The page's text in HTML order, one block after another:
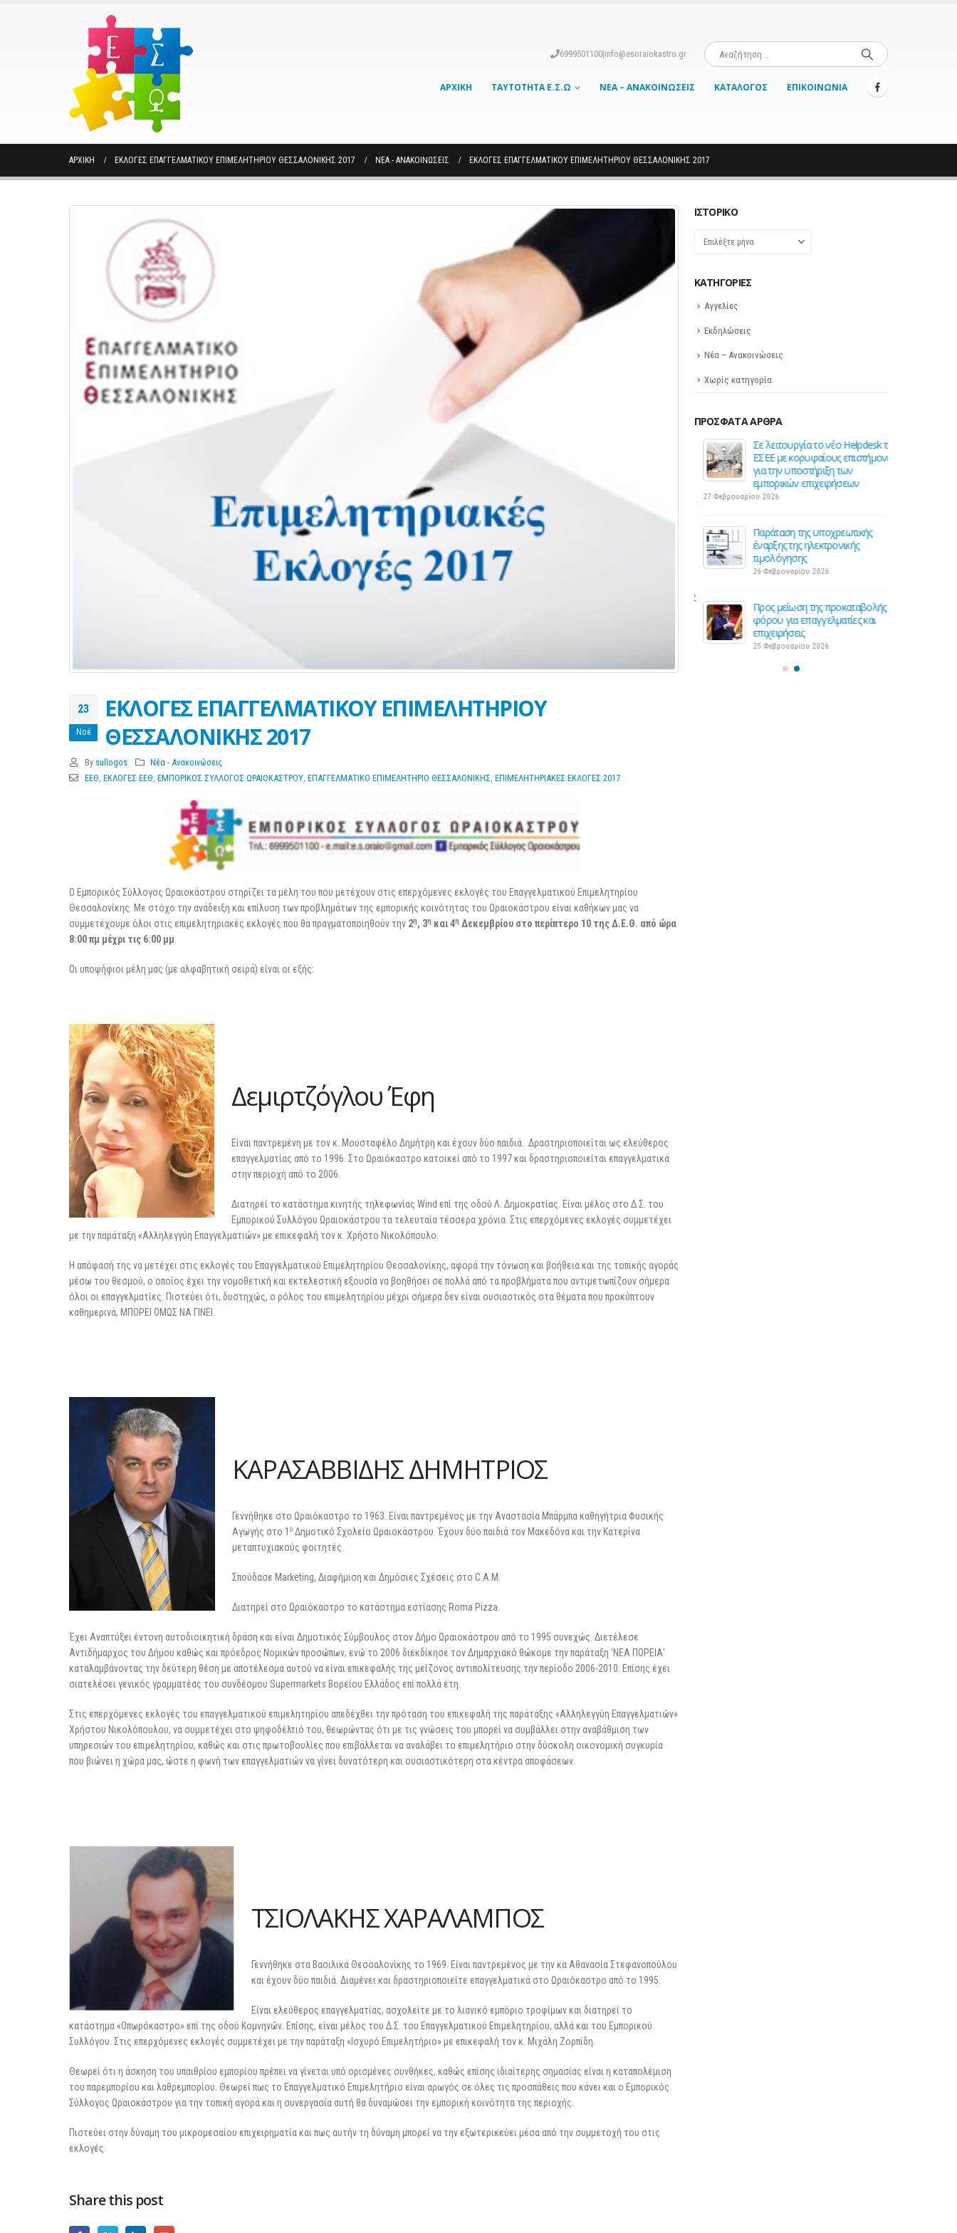
6999501100|info@esoraiokastro.gr
ΑΡΧΙΚΉ ΤΑΥΤΌΤΗΤΑ Ε.Σ.Ω ΝΈΑ – ΑΝΑΚΟΙΝΏΣΕΙΣ ΚΑΤΆΛΟΓΟΣ ΕΠΙΚΟΙΝΩΝΊΑ
ΑΡΧΙΚΉ ΕΚΛΟΓΕΣ ΕΠΑΓΓΕΛΜΑΤΙΚΟΥ ΕΠΙΜΕΛΗΤΗΡΙΟΥ ΘΕΣΣΑΛΟΝΙΚΗΣ 2017 ΝΈΑ - ΑΝΑΚΟΙΝΏΣΕΙΣ ΕΚΛΟΓΕΣ ΕΠΑΓΓΕΛΜΑΤΙΚΟΥ ΕΠΙΜΕΛΗΤΗΡΙΟΥ ΘΕΣΣΑΛΟΝΙΚΗΣ 2017
23
Νοέ
ΕΚΛΟΓΕΣ ΕΠΑΓΓΕΛΜΑΤΙΚΟΥ ΕΠΙΜΕΛΗΤΗΡΙΟΥ
ΘΕΣΣΑΛΟΝΙΚΗΣ 2017
By sullogos
Νέα - Ανακοινώσεις
ΕΕΘ, ΕΚΛΟΓΕΣ ΕΕΘ, ΕΜΠΟΡΙΚΟΣ ΣΥΛΛΟΓΟΣ ΩΡΑΙΟΚΑΣΤΡΟΥ, ΕΠΑΓΓΕΛΜΑΤΙΚΟ ΕΠΙΜΕΛΗΤΗΡΙΟ ΘΕΣΣΑΛΟΝΙΚΗΣ, ΕΠΙΜΕΛΗΤΗΡΙΑΚΕΣ ΕΚΛΟΓΕΣ 2017
Ο Εμπορικός Σύλλογος Ωραιοκάστρου στηρίζει τα μέλη του που μετέχουν στις επερχόμενες εκλογές του Επαγγελματικού Επιμελητηρίου
Θεσσαλονίκης. Με στόχο την ανάδειξη και επίλυση των προβλημάτων της εμπορικής κοινότητας του Ωραιοκάστρου είναι καθήκων μας να
συμμετέχουμε όλοι στις επιμελητηριακές εκλογές που θα πραγματοποιηθούν την 2η, 3η και 4η Δεκεμβρίου στο περίπτερο 10 της Δ.Ε.Θ. από ώρα
8:00 πμ μέχρι τις 6:00 μμ
Οι υποψήφιοι μέλη μας (με αλφαβητική σειρά) είναι οι εξής:
Δεμιρτζόγλου Έφη
Είναι παντρεμένη με τον κ. Μουσταφέλο Δημήτρη και έχουν δύο παιδιά. Δραστηριοποιείται ως ελεύθερος
επαγγελματίας από το 1996. Στο Ωραιόκαστρο κατοικεί από το 1997 και δραστηριοποιείται επαγγελματικά
στην περιοχή από το 2006.
Διατηρεί το κατάστημα κινητής τηλεφωνίας Wind επί της οδού Λ. Δημοκρατίας. Είναι μέλος στο Δ.Σ. του
Εμπορικού Συλλόγου Ωραιοκάστρου τα τελευταία τέσσερα χρόνια. Στις επερχόμενες εκλογές συμμετέχει
με την παράταξη «Αλληλεγγύη Επαγγελματιών» με επικεφαλή τον κ. Χρήστο Νικολόπουλο.
Η απόφασή της να μετέχει στις εκλογές του Επαγγελματικού Επιμελητηρίου Θεσσαλονίκης, αφορά την τόνωση και βοήθεια και της τοπικής αγοράς
μέσω του θεσμού, ο οποίος έχει την νομοθετική και εκτελεστική εξουσία να βοηθήσει σε πολλά από τα προβλήματα που αντιμετωπίζουν σήμερα
όλοι οι επαγγελματίες. Πιστεύει ότι, δυστηχώς, ο ρόλος του επιμελητηρίου μέχρι σήμερα δεν είναι ουσιαστικός στα θέματα που προκύπτουν
καθημερινά, ΜΠΟΡΕΙ ΟΜΩΣ ΝΑ ΓΙΝΕΙ.
ΚΑΡΑΣΑΒΒΙΔΗΣ ΔΗΜΗΤΡΙΟΣ
Γεννήθηκε στο Ωραιόκαστρο το 1963. Είναι παντρεμένος με την Αναστασία Μπάρμπα καθηγήτρια Φυσικής
Αγωγής στο 1 ο Δημοτικό Σχολείο Ωραιοκάστρου. Έχουν δύο παιδιά τον Μακεδόνα και την Κατερίνα
μεταπτυχιακούς φοιτητές.
Σπούδασε Marketing, Διαφήμιση και Δημόσιες Σχέσεις στο C.A.M.
Διατηρεί στο Ωραιόκαστρο το κατάστημα εστίασης Roma Pizza.
Έχει Αναπτύξει έντονη αυτοδιοικητική δράση και είναι Δημοτικός Σύμβουλος στον Δήμο Ωραιοκάστρου από το 1995 συνεχώς. Διετέλεσε
Αντιδήμαρχος του Δήμου καθώς και πρόεδρος Νομικών προσώπων, ενώ το 2006 διεκδίκησε τον Δημαρχιακό θώκομε την παράταξη ‘ΝΕΑ ΠΟΡΕΙΑ’
καταλαμβάνοντας την δεύτερη θέση με αποτέλεσμα αυτού να είναι επικεφαλής της μείζονος αντιπολίτευσης την περίοδο 2006-2010. Επίσης έχει
σιατελέσει γενικός γραμματέας του συνδέσμου Supermarkets Βορείου Ελλάδος επί πολλά έτη.
Στις επερχόμενες εκλογές του επαγγελματικού επιμελητηρίου απεδέχθει την πρόταση του επικεφαλή της παράταξης «Αλληλεγγύη Επαγγελματιών»
Χρήστου Νικολόπουλου, να συμμετέχει στο ψηφοδέλτιό του, θεωρώντας ότι με τις γνώσεις του μπορεί να συμβάλλει στην αναβάθμιση των
υπηρεσιών του επιμελητηρίου, καθώς και στις πρωτοβουλίες που επιβάλλεται να αναλάβει το επιμελητήριο στην δύσκολη οικονομική συγκυρία
που βιώνει η χώρα μας, ώστε η φωνή των επαγγελματιών να γίνει δυνατότερη και ουσιαστικότερη στα κέντρα αποφάσεων.
ΤΣΙΟΛΑΚΗΣ ΧΑΡΑΛΑΜΠΟΣ
Γεννήθηκε στα Βασιλικά Θεσσαλονίκης το 1969. Είναι παντρεμένος με την κα Αθανασία Στεφανοπούλου
και έχουν δύο παιδιά. Διαμένει και δραστηριοποιείτε επαγγελματικά στο Ωραιόκαστρο από το 1995.
Είναι ελεύθερος επαγγελματίας, ασχολείτε με το λιανικό εμπόριο τροφίμων και διατηρεί το
κατάστημα «Οπωρόκαστρο» επί της οδού Κομνηνών. Επίσης, είναι μέλος του Δ.Σ. του Επαγγελματικού Επιμελητηρίου, αλλά και του Εμπορικού
Συλλόγου. Στις επερχόμενες εκλογές συμμετέχει με την παράταξη «Ισχυρό Επιμελητήριο» με επικεφαλή τον κ. Μιχάλη Ζορπίδη.
Θεωρεί ότι η άσκηση του υπαιθρίου εμπορίου πρέπει να γίνεται υπό ορισμένες συνθήκες, καθώς επίσης ιδιαίτερης σημασίας είναι η καταπολέμιση
του παρεμπορίου και λαθρεμπορίου. Θεωρεί πως το Επαγγελματικό Επιμελητήριο είναι αρωγός σε όλες τις προσπάθεις που κάνει και ο Εμπορικός
Σύλλογος Ωραιοκάστρου για την τοπική αγορά και η συνεργασία αυτή θα δυναμώσει την εμπορική κοινότητα της περιοχής.
Πιστεύει στην δύναμη του μικρομεσαίου επιχειρηματία και πως αυτήν τη δύναμη μπορεί να την εξωτερικεύει μέσα από την συμμετοχή του στις
εκλογές.
Share this post
ΙΣΤΟΡΙΚΌ
Ιστορικό
KΑΤΗΓΟΡΊΕΣ
Αγγελίες
Εκδηλώσεις
Νέα – Ανακοινώσεις
Χωρίς κατηγορία
ΠΡΌΣΦΑΤΑ ΆΡΘΡΑ
ΚΑΔ: Οδηγός της ΑΑΔΕ για την
αυτόματη αντιστοίχιση
Χειμερινές Εκπτώσεις 2026:
Σε λειτουργία το νέο Helpdesk της
ΕΣΕΕ με κορυφαίους επιστήμονες
για την υποστήριξη των
εμπορικών επιχειρήσεων
27 Φεβρουαρίου 2026
Παράταση της υποχρεωτικής
τιμολόγησης
26 Φεβρουαρίου 2026
ΚΑΔ: Οδηγός της ΑΑΔΕ για την
Σε λειτουργία το νέο Helpdesk της
ΕΣΕΕ με κορυφαίους επιστήμονες
για την υποστήριξη των
εμπορικών επιχειρήσεων
27 Φεβρουαρίου 2026
Παράταση της υποχρεωτικής
έναρξης της ηλεκτρονικής
τιμολόγησης
26 Φεβρουαρίου 2026
Προς μείωση της προκαταβολής
φόρου για επαγγελματίες και
επιχειρήσεις
25 Φεβρουαρίου 2026